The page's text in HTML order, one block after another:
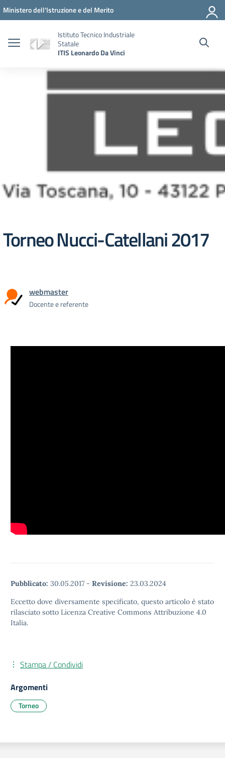
Vai ai contenuti
Vai al menu di navigazione
Vai al footer
Ministero dell'Istruzione e del Merito
Istituto Tecnico Industriale
Statale
ITIS Leonardo Da Vinci
Torneo Nucci-Catellani 2017
webmaster
Docente e referente
Pubblicato: 30.05.2017 - Revisione: 23.03.2024
Eccetto dove diversamente specificato, questo articolo è stato
rilasciato sotto Licenza Creative Commons Attribuzione 4.0
Italia.
Stampa / Condividi
Argomenti
Torneo